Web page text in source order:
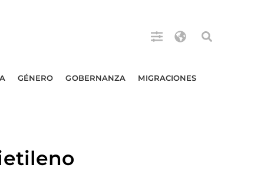
GÉNERO GOBERNANZA MIGRACIONES